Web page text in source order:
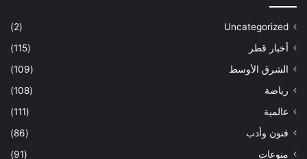
Uncategorized
(2)
أخبار قطر
(115)
الشرق الأوسط
(109)
رياضة
(108)
عالمية
(111)
فنون وأدب
(86)
منوعات
(91)